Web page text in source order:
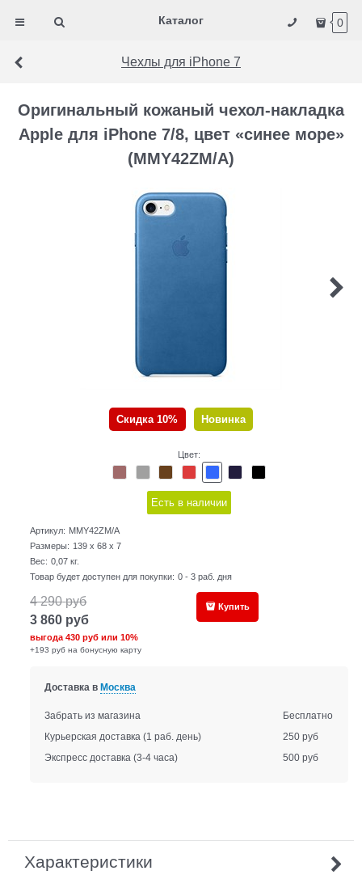
Каталог 0
Чехлы для iPhone 7
Оригинальный кожаный чехол-накладка
Apple для iPhone 7/8, цвет «синее море»
(MMY42ZM/A)
Скидка 10% Новинка
Цвет:
Есть в наличии
Артикул: MMY42ZM/A
Размеры: 139 x 68 x 7
Вес: 0,07 кг.
Товар будет доступен для покупки: 0 - 3 раб. дня
4 290 руб
3 860 руб
выгода430 руб или10%
+193 руб на бонусную карту
Купить
Доставка в Москва
Забрать из магазина
Бесплатно
Курьерская доставка (1 раб. день)
250 руб
Экспресс доставка (3-4 часа) 500 руб
Характеристики